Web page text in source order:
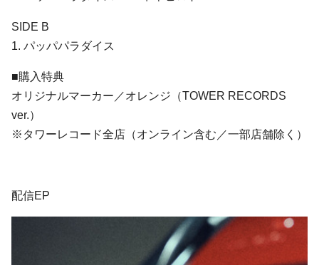
SIDE B
1. パッパパラダイス
■購入特典
オリジナルマーカー／オレンジ（TOWER RECORDS
ver.）
※タワーレコード全店（オンライン含む／一部店舗除く）
配信EP